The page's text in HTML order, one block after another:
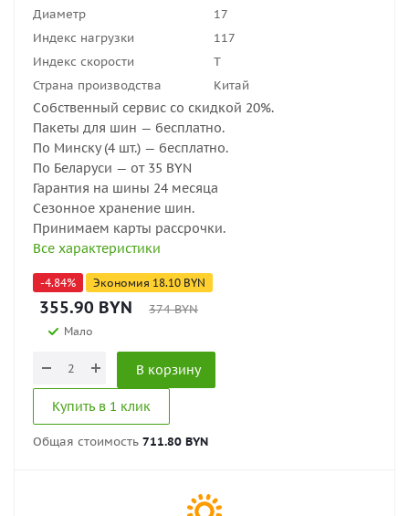
Диаметр
17
Индекс нагрузки
117
Индекс скорости
T
Страна производства
Китай
Собственный сервис со скидкой 20%.
Пакеты для шин — бесплатно.
По Минску (4 шт.) — бесплатно.
По Беларуси — от 35 BYN
Гарантия на шины 24 месяца
Сезонное хранение шин.
Принимаем карты рассрочки.
Все характеристики
-4.84% Экономия 18.10 BYN
355.90 BYN 374BYN
Мало
В корзину
Купить в 1 клик
Общая стоимость 711.80 BYN